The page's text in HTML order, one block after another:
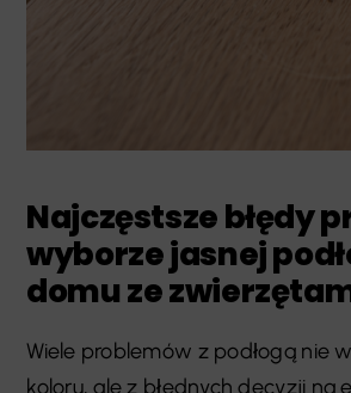
Najczęstsze błędy
wyborze jasnej
domu ze
Wiele problemów z podłogą nie
koloru, ale z błędnych decyzji na